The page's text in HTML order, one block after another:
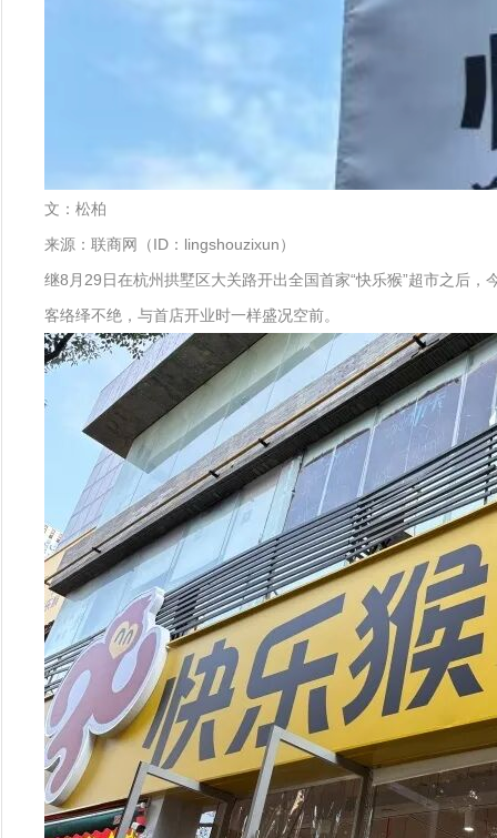
文：松柏
来源：联商网（ID：lingshouzixun）
继8月29日在杭州拱墅区大关路开出全国首家“快乐猴”超市之后
客络绎不绝，与首店开业时一样盛况空前。